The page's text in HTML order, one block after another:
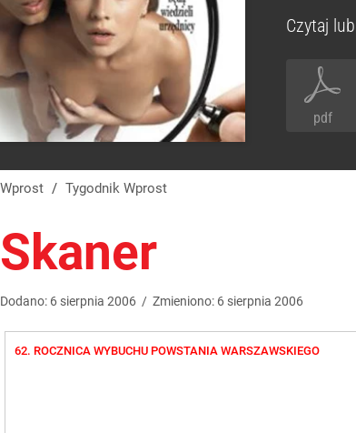
Czytaj
pdf
Wprost / Tygodnik Wprost
Skaner
Dodano: 6 sierpnia 2006 / Zmieniono: 6 sierpnia 2006
62. ROCZNICA WYBUCHU POWSTANIA WARSZAWSKIEGO